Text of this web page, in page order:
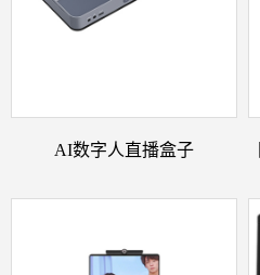
AI数字人直播盒子